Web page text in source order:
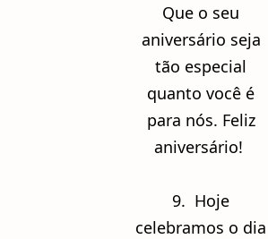
Que o seu
aniversário seja
tão especial
quanto você é
para nós. Feliz
aniversário!
9. Hoje
celebramos o dia